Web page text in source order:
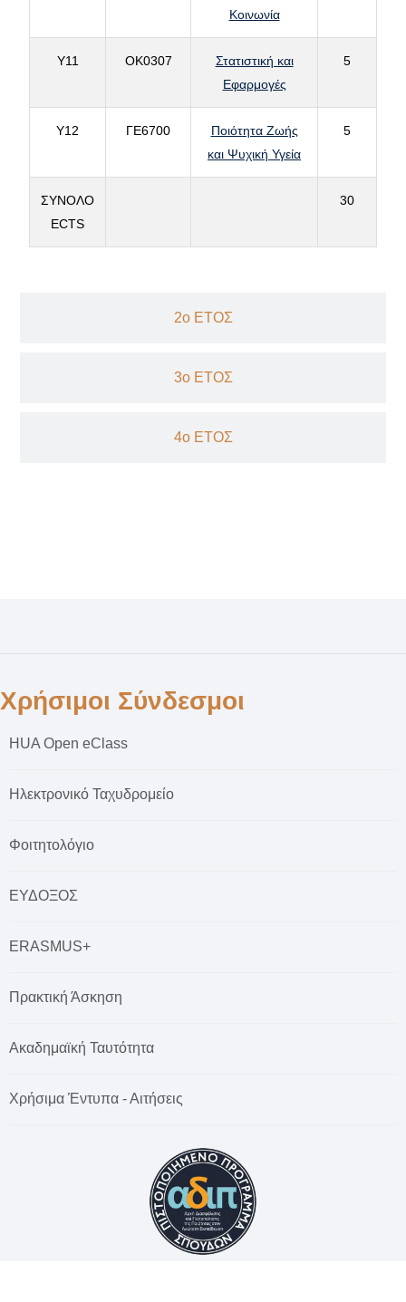
2ο ΕΤΟΣ
3ο ΕΤΟΣ
4ο ΕΤΟΣ
Κοινωνία
Υ11 ΟΚ0307
Στατιστική και
Εφαρμογές
5
Υ12 ΓΕ6700
Ποιότητα Ζωής
και Ψυχική Υγεία
5
ΣΥΝΟΛΟ
ECTS
30
Χρήσιμοι Σύνδεσμοι
HUA Open eClass
Ηλεκτρονικό Ταχυδρομείο
Φοιτητολόγιο
ΕΥΔΟΞΟΣ
ERASMUS+
Πρακτική Άσκηση
Ακαδημαϊκή Ταυτότητα
Χρήσιμα Έντυπα - Αιτήσεις